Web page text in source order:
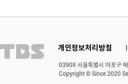
개인정보처리방침 l
03909 서울특별시 마포구
Copyright © Since 2020